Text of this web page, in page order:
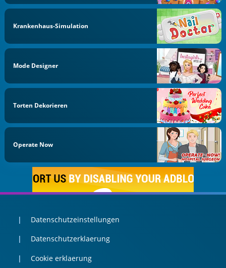
Krankenhaus-Simulation
Mode Designer
Torten Dekorieren
Operate Now
Datenschutzeinstellungen
Datenschutzerklaerung
Cookie erklaerung